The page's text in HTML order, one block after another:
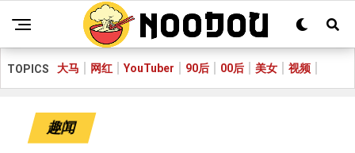
TOPICS 大马 网红 YouTuber 90后 00后 美女 视频
趣闻